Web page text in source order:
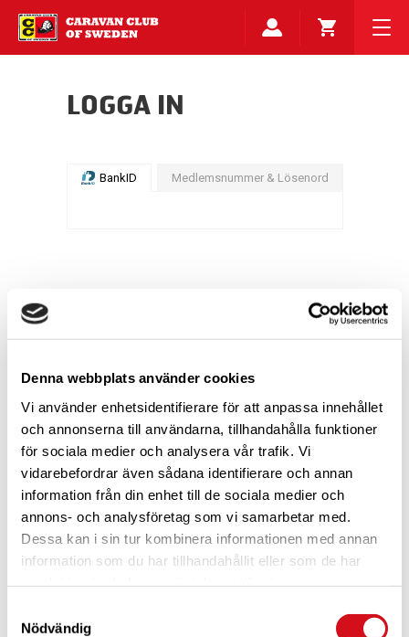
Denna webbplats använder cookies
Vi använder enhetsidentifierare för att anpassa innehållet
och annonserna till användarna, tillhandahålla funktioner
för sociala medier och analysera vår trafik. Vi
vidarebefordrar även sådana identifierare och annan
information från din enhet till de sociala medier och
annons- och analysföretag som vi samarbetar med.
Dessa kan i sin tur kombinera informationen med annan
information som du har tillhandahållit eller som de har
Nödvändig
LOGGA IN
BankID Medlemsnummer & Lösenord
För dig som är blivande ny medlemTa del av alla förmåner.
Bli medlem idag.